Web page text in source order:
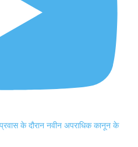
के दौरान नवीन अपराधिक कानून के